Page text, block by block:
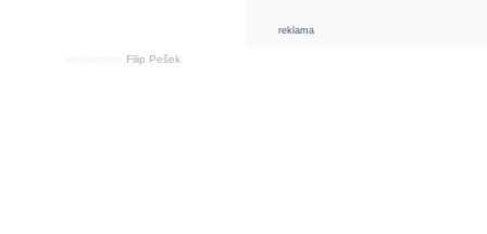
reklama
Filip Pešek